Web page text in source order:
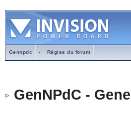
Gennpdc - Règles du forum
GenNPdC -